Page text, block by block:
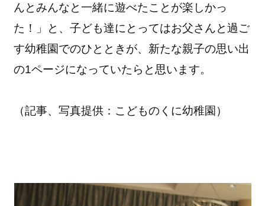
んとみんなと一緒に遊べたことが楽しかっ
た！」と、子ども達にとってはお父さんと過ご
す幼稚園でのひとときが、新たな親子の思い出
の1ページになっていたらと思います。
（記事、写真提供：こどものくに幼稚園）